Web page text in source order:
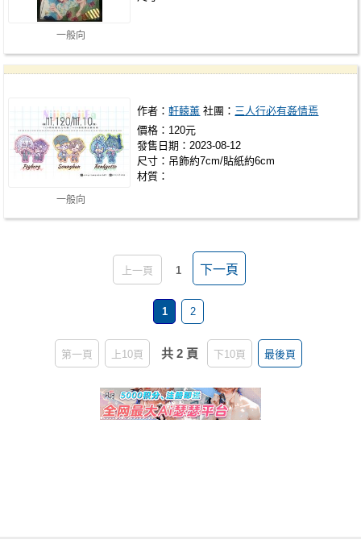
一般向
一般向
作者：軒轅薰 社團： 三人行必有姦情焉
價格：120元
發售日期：2023-08-12
尺寸：吊飾約7cm/貼紙約6cm
材質：
上一頁 1 下一頁
1 2
第一頁 上10頁 共 2 頁 下10頁 最後頁